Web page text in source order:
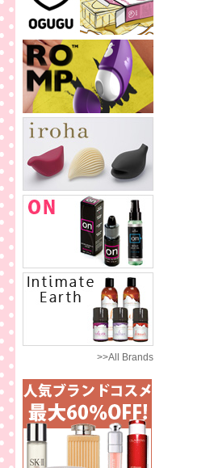
>>All Brands